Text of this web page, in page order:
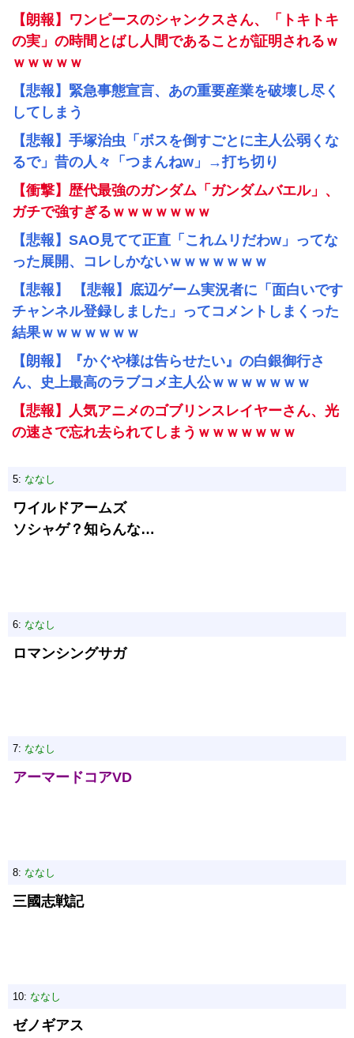
【朗報】ワンピースのシャンクスさん、「トキトキ
の実」の時間とばし人間であることが証明されるｗ
ｗｗｗｗｗ
【悲報】緊急事態宣言、あの重要産業を破壊し尽く
してしまう
【悲報】手塚治虫「ボスを倒すごとに主人公弱くな
るで」昔の人々「つまんねw」→打ち切り
【衝撃】歴代最強のガンダム「ガンダムバエル」、
ガチで強すぎるｗｗｗｗｗｗｗ
【悲報】SAO見てて正直「これムリだわw」ってな
った展開、コレしかないｗｗｗｗｗｗｗ
【悲報】 【悲報】底辺ゲーム実況者に「面白いです
チャンネル登録しました」ってコメントしまくった
結果ｗｗｗｗｗｗｗ
【朗報】『かぐや様は告らせたい』の白銀御行さ
ん、史上最高のラブコメ主人公ｗｗｗｗｗｗｗ
【悲報】人気アニメのゴブリンスレイヤーさん、光
の速さで忘れ去られてしまうｗｗｗｗｗｗｗ
5: ななし
ワイルドアームズ
ソシャゲ？知らんな…
6: ななし
ロマンシングサガ
7: ななし
アーマードコアVD
8: ななし
三國志戦記
10: ななし
ゼノギアス